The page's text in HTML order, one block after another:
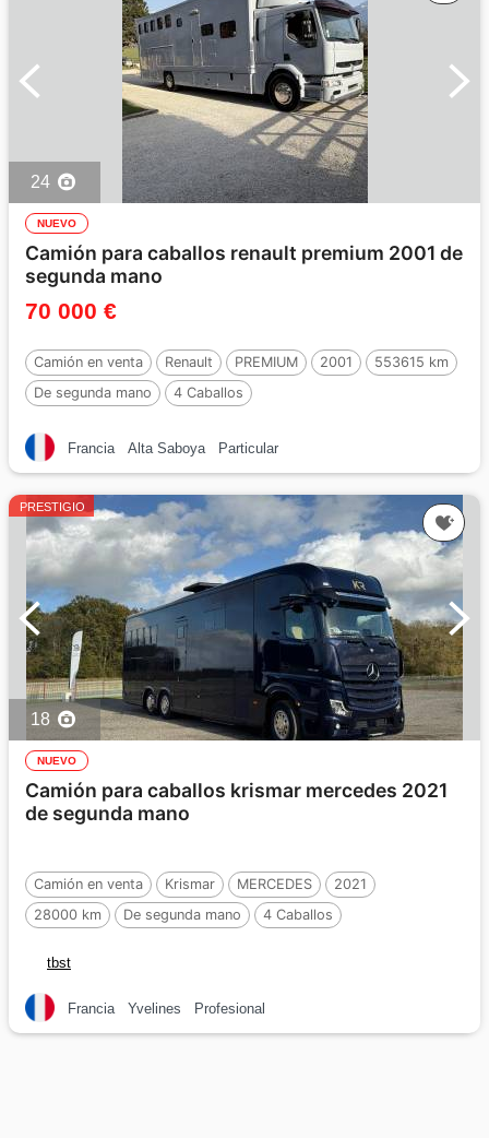
24
NUEVO
Camión para caballos renault premium 2001 de
segunda mano
70 000 €
Camión en venta Renault PREMIUM 2001
553615 km
De segunda mano
4 Caballos
Francia Alta Saboya Particular
PRESTIGIO
18
NUEVO
Camión para caballos krismar mercedes 2021
de segunda mano
Camión en venta Krismar MERCEDES
2021
28000 km
De segunda mano 4 Caballos
tbst
Francia Yvelines Profesional